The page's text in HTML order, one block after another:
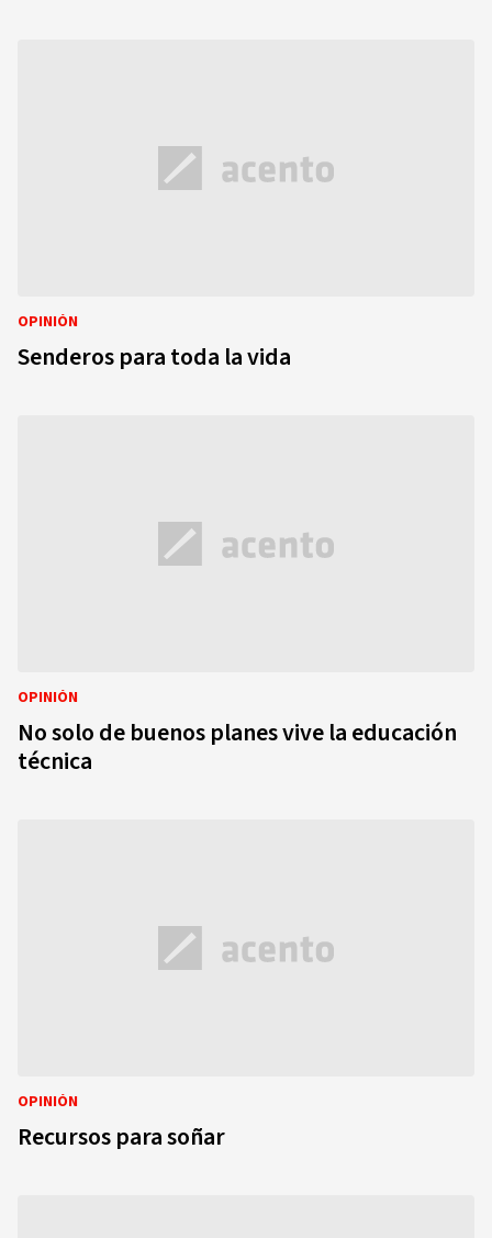
OPINIÓN
Senderos para toda la vida
OPINIÓN
No solo de buenos planes vive la educación
técnica
OPINIÓN
Recursos para soñar